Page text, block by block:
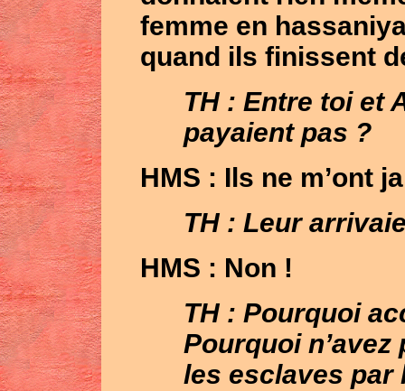
femme en
quand ils finissent
TH : Entre toi et
payaient pas ?
HMS : Ils ne m’ont
TH : Leur
HMS : Non !
TH : Pourquoi
Pourquoi
les esclaves par